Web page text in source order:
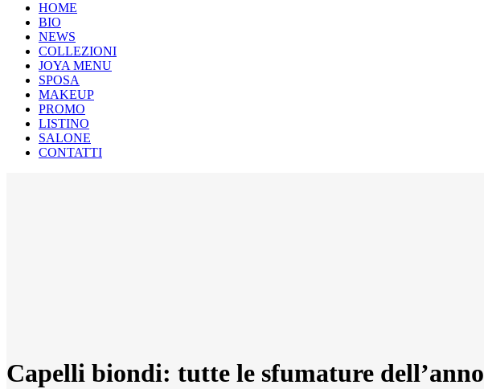
HOME
BIO
NEWS
COLLEZIONI
JOYA MENU
SPOSA
MAKEUP
PROMO
LISTINO
SALONE
CONTATTI
Capelli biondi: tutte le sfumature dell’anno